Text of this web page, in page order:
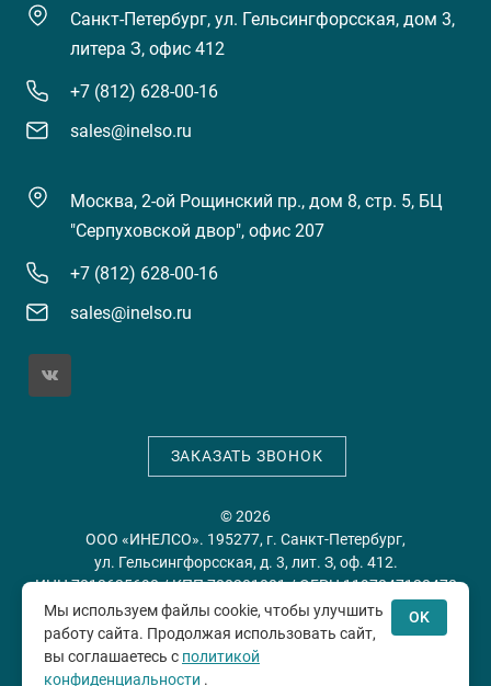
Санкт-Петербург, ул. Гельсингфорсская, дом 3,
литера З, офис 412
+7 (812) 628-00-16
sales@inelso.ru
Москва, 2-ой Рощинский пр., дом 8, стр. 5, БЦ
"Серпуховской двор", офис 207
+7 (812) 628-00-16
sales@inelso.ru
ЗАКАЗАТЬ ЗВОНОК
© 2026
ООО «ИНЕЛСО». 195277, г. Санкт-Петербург,
ул. Гельсингфорсская, д. 3, лит. З, оф. 412.
ИНН 7813635698 / КПП 780201001 / ОГРН 1197847128478
Политика конфиденциальности
соглашение
Мы используем файлы cookie, чтобы улучшить
работу сайта. Продолжая использовать сайт,
вы соглашаетесь с политикой
конфиденциальности .
OK